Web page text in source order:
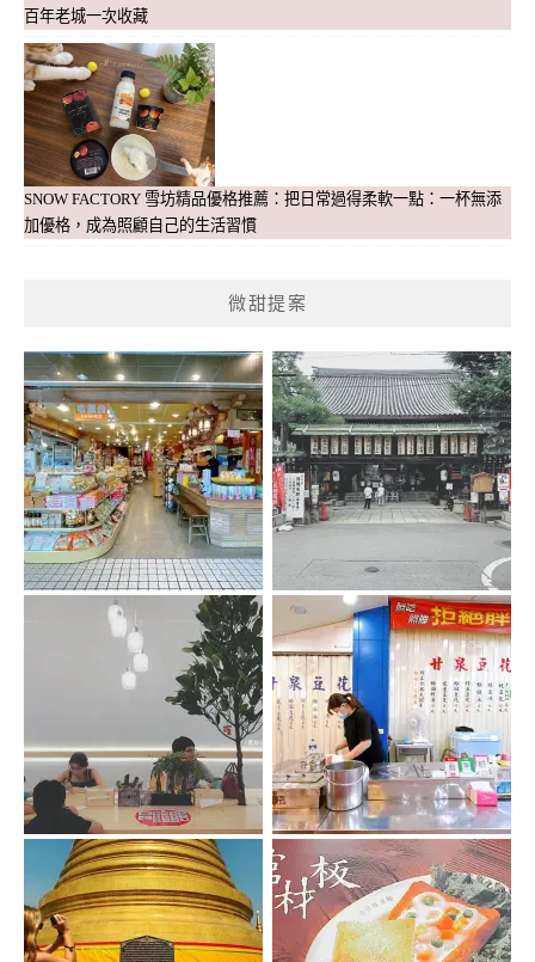
百年老城一次收藏
SNOW FACTORY 雪坊精品優格推薦：把日常過得柔軟一點：一杯無添
加優格，成為照顧自己的生活習慣
微甜提案